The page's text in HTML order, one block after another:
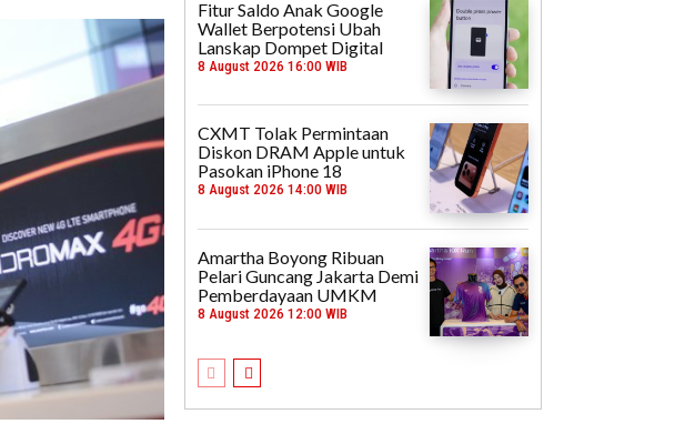
Fitur Saldo Anak Google
Wallet Berpotensi Ubah
Lanskap Dompet Digital
8 August 2026 16:00 WIB
CXMT Tolak Permintaan
Diskon DRAM Apple untuk
Pasokan iPhone 18
8 August 2026 14:00 WIB
Amartha Boyong Ribuan
Pelari Guncang Jakarta Demi
Pemberdayaan UMKM
8 August 2026 12:00 WIB